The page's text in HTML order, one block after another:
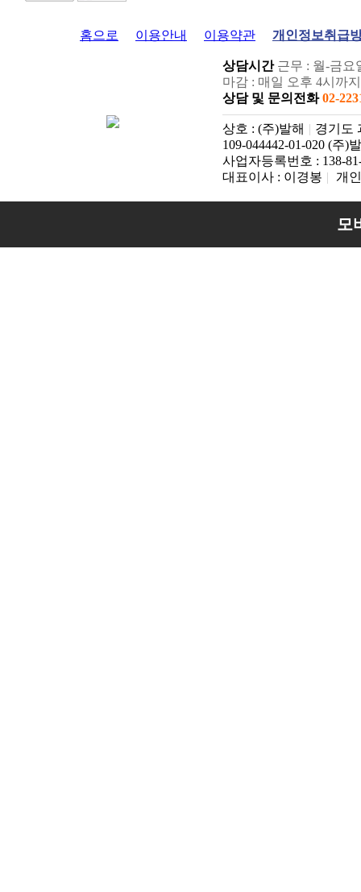
홈으로 이용안내 이용약관 개인정보취급
상담시간 근무 : 월-금요
마감 : 매일 오후 4시까
상담 및 문의전화02-
상호 : (주)발해 | 경기도
109-044442-01-020 (주)
사업자등록번호 : 138-
대표이사 : 이경봉 | 개
모